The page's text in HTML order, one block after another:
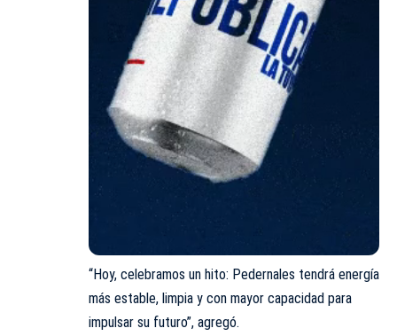
“Hoy, celebramos un hito: Pedernales tendrá energía
más estable, limpia y con mayor capacidad para
impulsar su futuro”, agregó.